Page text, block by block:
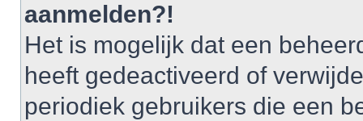
aanmelden?!
Het is mogelijk dat een
heeft gedeactiveerd of
periodiek gebruikers die een